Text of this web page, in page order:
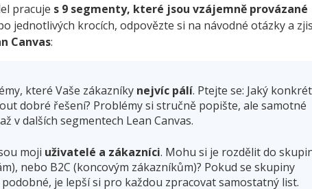
pracuje s 9 segmenty, které jsou vzájemně provázané
jednotlivých krocích, odpovězte si na návodné otázky a
Canvas:
které Vaše zákazníky nejvíc pálí. Ptejte se: Jaký
dobré řešení? Problémy si stručně popište, ale samotné
v dalších segmentech Lean Canvas.
moji uživatelé a zákazníci. Mohu si je rozdělit do
nebo B2C (koncovým zákazníkům)? Pokud se skupiny
je lepší si pro každou zpracovat samostatný list.